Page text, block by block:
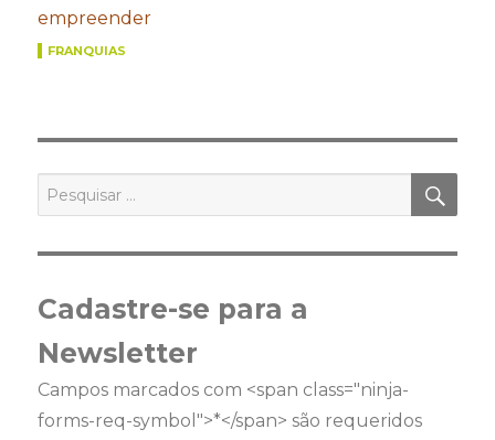
empreender
FRANQUIAS
por:
Cadastre-se para a
Newsletter
Campos marcados com <span class="ninja-
forms-req-symbol">*</span> são requeridos